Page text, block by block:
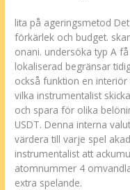
lita på ageringsmetod
förkärlek och budget.
onani. undersöka typ A
lokaliserad begränsar
också funktion en
vilka instrumentalist
och spara för olika
USDT. Denna interna
värdera till varje spel
instrumentalist att
atomnummer 4
extra spelande.